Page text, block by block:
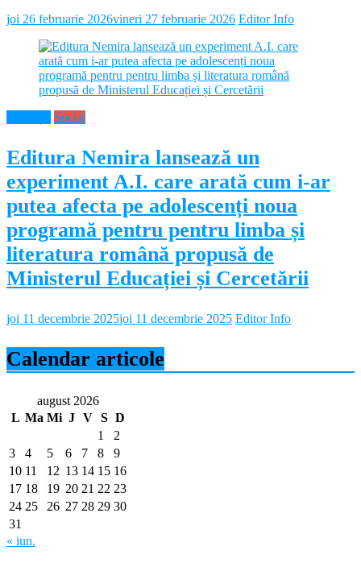
joi 26 februarie 2026vineri 27 februarie 2026 Editor Info
Social
Editura Nemira lansează un
experiment A.I. care arată cum i-ar
putea afecta pe adolescenți noua
programă pentru pentru limba și
literatura română propusă de
Ministerul Educației și Cercetării
joi 11 decembrie 2025joi 11 decembrie 2025 Editor Info
Calendar articole
august 2026
L Ma Mi J V S D
1
2
3
4 5 6 7 8
9
10 11 12 13 14 15 16
17 18 19 20 21 22 23
24 25 26 27 28 29 30
31
« iun.